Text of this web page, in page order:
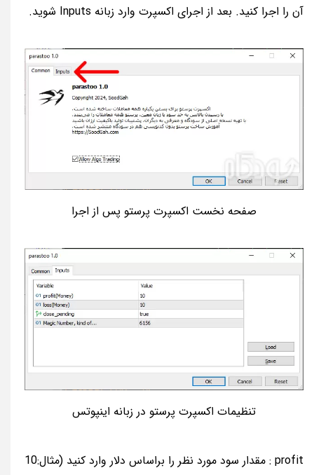
آن را اجرا کنید. بعد از اجرای اکسپرت وارد زبانه Inputs شوید.
صفحه نخست اکسپرت پرستو پس از اجرا
تنظیمات اکسپرت پرستو در زبانه اینپوتس
profit : مقدار سود مورد نظر را براساس دلار وارد کنید (مثال:10